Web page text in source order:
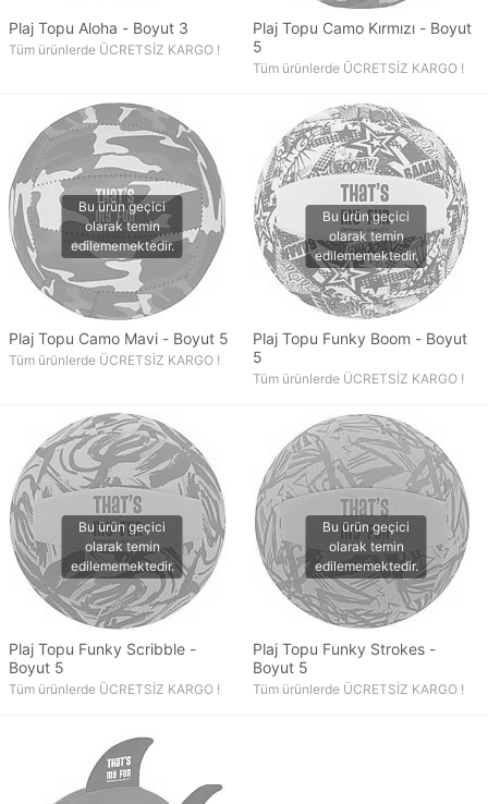
Plaj Topu Aloha - Boyut 3
Tüm ürünlerde ÜCRETSİZ KARGO !
Plaj Topu Camo Kırmızı - Boyut
5
Tüm ürünlerde ÜCRETSİZ KARGO !
Plaj Topu Camo Mavi - Boyut 5
Tüm ürünlerde ÜCRETSİZ KARGO !
Plaj Topu Funky Boom - Boyut
5
Tüm ürünlerde ÜCRETSİZ KARGO !
Plaj Topu Funky Scribble -
Boyut 5
Tüm ürünlerde ÜCRETSİZ KARGO !
Plaj Topu Funky Strokes -
Boyut 5
Tüm ürünlerde ÜCRETSİZ KARGO !